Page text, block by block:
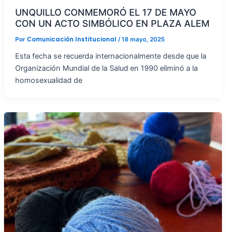
UNQUILLO CONMEMORÓ EL 17 DE MAYO
CON UN ACTO SIMBÓLICO EN PLAZA ALEM
Por Comunicación Institucional /18 mayo, 2025
Esta fecha se recuerda internacionalmente desde que la
Organización Mundial de la Salud en 1990 eliminó a la
homosexualidad de